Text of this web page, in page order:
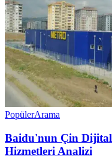
PopülerArama
Baidu'nun Çin Dijital
Hizmetleri Analizi